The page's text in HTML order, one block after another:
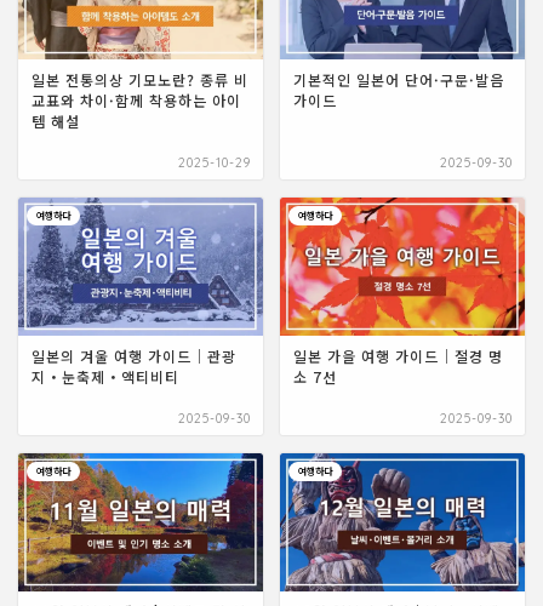
일본 전통의상 기모노란? 종류 비
교표와 차이·함께 착용하는 아이
템 해설
2025-10-29
기본적인 일본어 단어·구문·발음
가이드
2025-09-30
여행하다
일본의 겨울 여행 가이드｜관광
지・눈축제・액티비티
2025-09-30
여행하다
일본 가을 여행 가이드｜절경 명
소 7선
2025-09-30
여행하다 여행하다